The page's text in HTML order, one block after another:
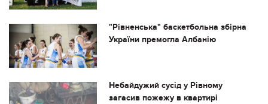
"Рівненська" баскетбольна збірна
України премогла Албанію
Небайдужий сусід у Рівному
загасив пожежу в квартирі